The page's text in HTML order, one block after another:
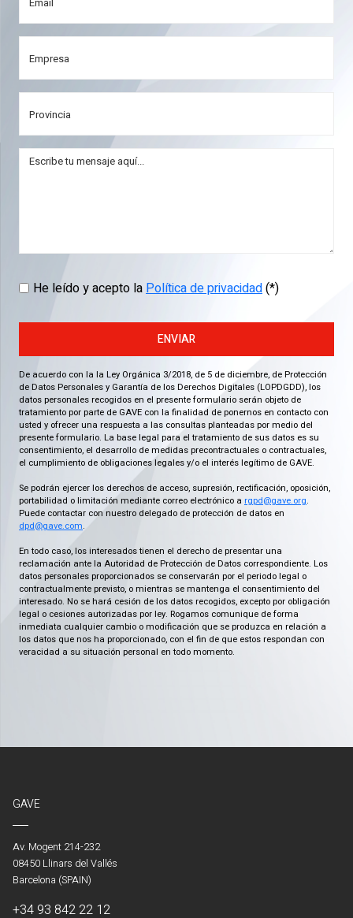
He leído y acepto laPolítica de privacidad(*)
ENVIAR
De acuerdo con la la Ley Orgánica 3/2018, de 5 de diciembre, de Protección
de Datos Personales y Garantía de los Derechos Digitales (LOPDGDD), los
datos personales recogidos en el presente formulario serán objeto de
tratamiento por parte de GAVE con la finalidad de ponernos en contacto con
usted y ofrecer una respuesta a las consultas planteadas por medio del
presente formulario. La base legal para el tratamiento de sus datos es su
consentimiento, el desarrollo de medidas precontractuales o contractuales,
el cumplimiento de obligaciones legales y/o el interés legítimo de GAVE.
Se podrán ejercer los derechos de acceso, supresión, rectificación, oposición,
portabilidad o limitación mediante correo electrónico a rgpd@gave.org.
Puede contactar con nuestro delegado de protección de datos en
dpd@gave.com.
En todo caso, los interesados tienen el derecho de presentar una
reclamación ante la Autoridad de Protección de Datos correspondiente. Los
datos personales proporcionados se conservarán por el periodo legal o
contractualmente previsto, o mientras se mantenga el consentimiento del
interesado. No se hará cesión de los datos recogidos, excepto por obligación
legal o cesiones autorizadas por ley. Rogamos comunique de forma
inmediata cualquier cambio o modificación que se produzca en relación a
los datos que nos ha proporcionado, con el fin de que estos respondan con
veracidad a su situación personal en todo momento.
GAVE
Av. Mogent 214-232
08450 Llinars del Vallés
Barcelona (SPAIN)
+34 93 842 22 12